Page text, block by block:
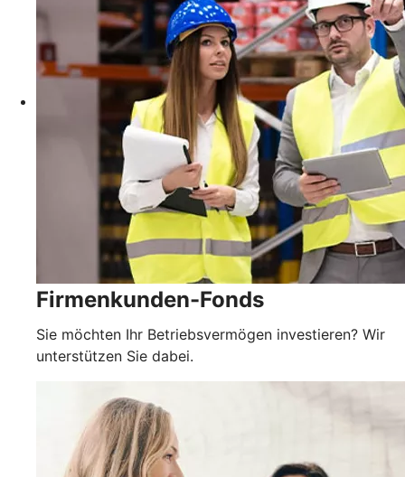
Firmenkunden-Fonds
Sie möchten Ihr Betriebsvermögen investieren? Wir
unterstützen Sie dabei.